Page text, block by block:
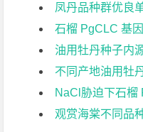
凤丹品种群优良
石榴 PgCLC 基因的
油用牡丹种子内源
不同产地油用牡
NaCl胁迫下石榴
观赏海棠不同品种果